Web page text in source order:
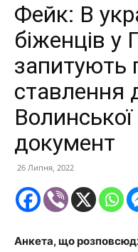
Фейк: В
біженців у
запитують
ставлення
Волинської
документ
26 Липня, 2022
Анкета, що